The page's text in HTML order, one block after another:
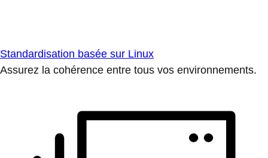
Standardisation basée sur Linux
Assurez la cohérence entre tous vos environnements.